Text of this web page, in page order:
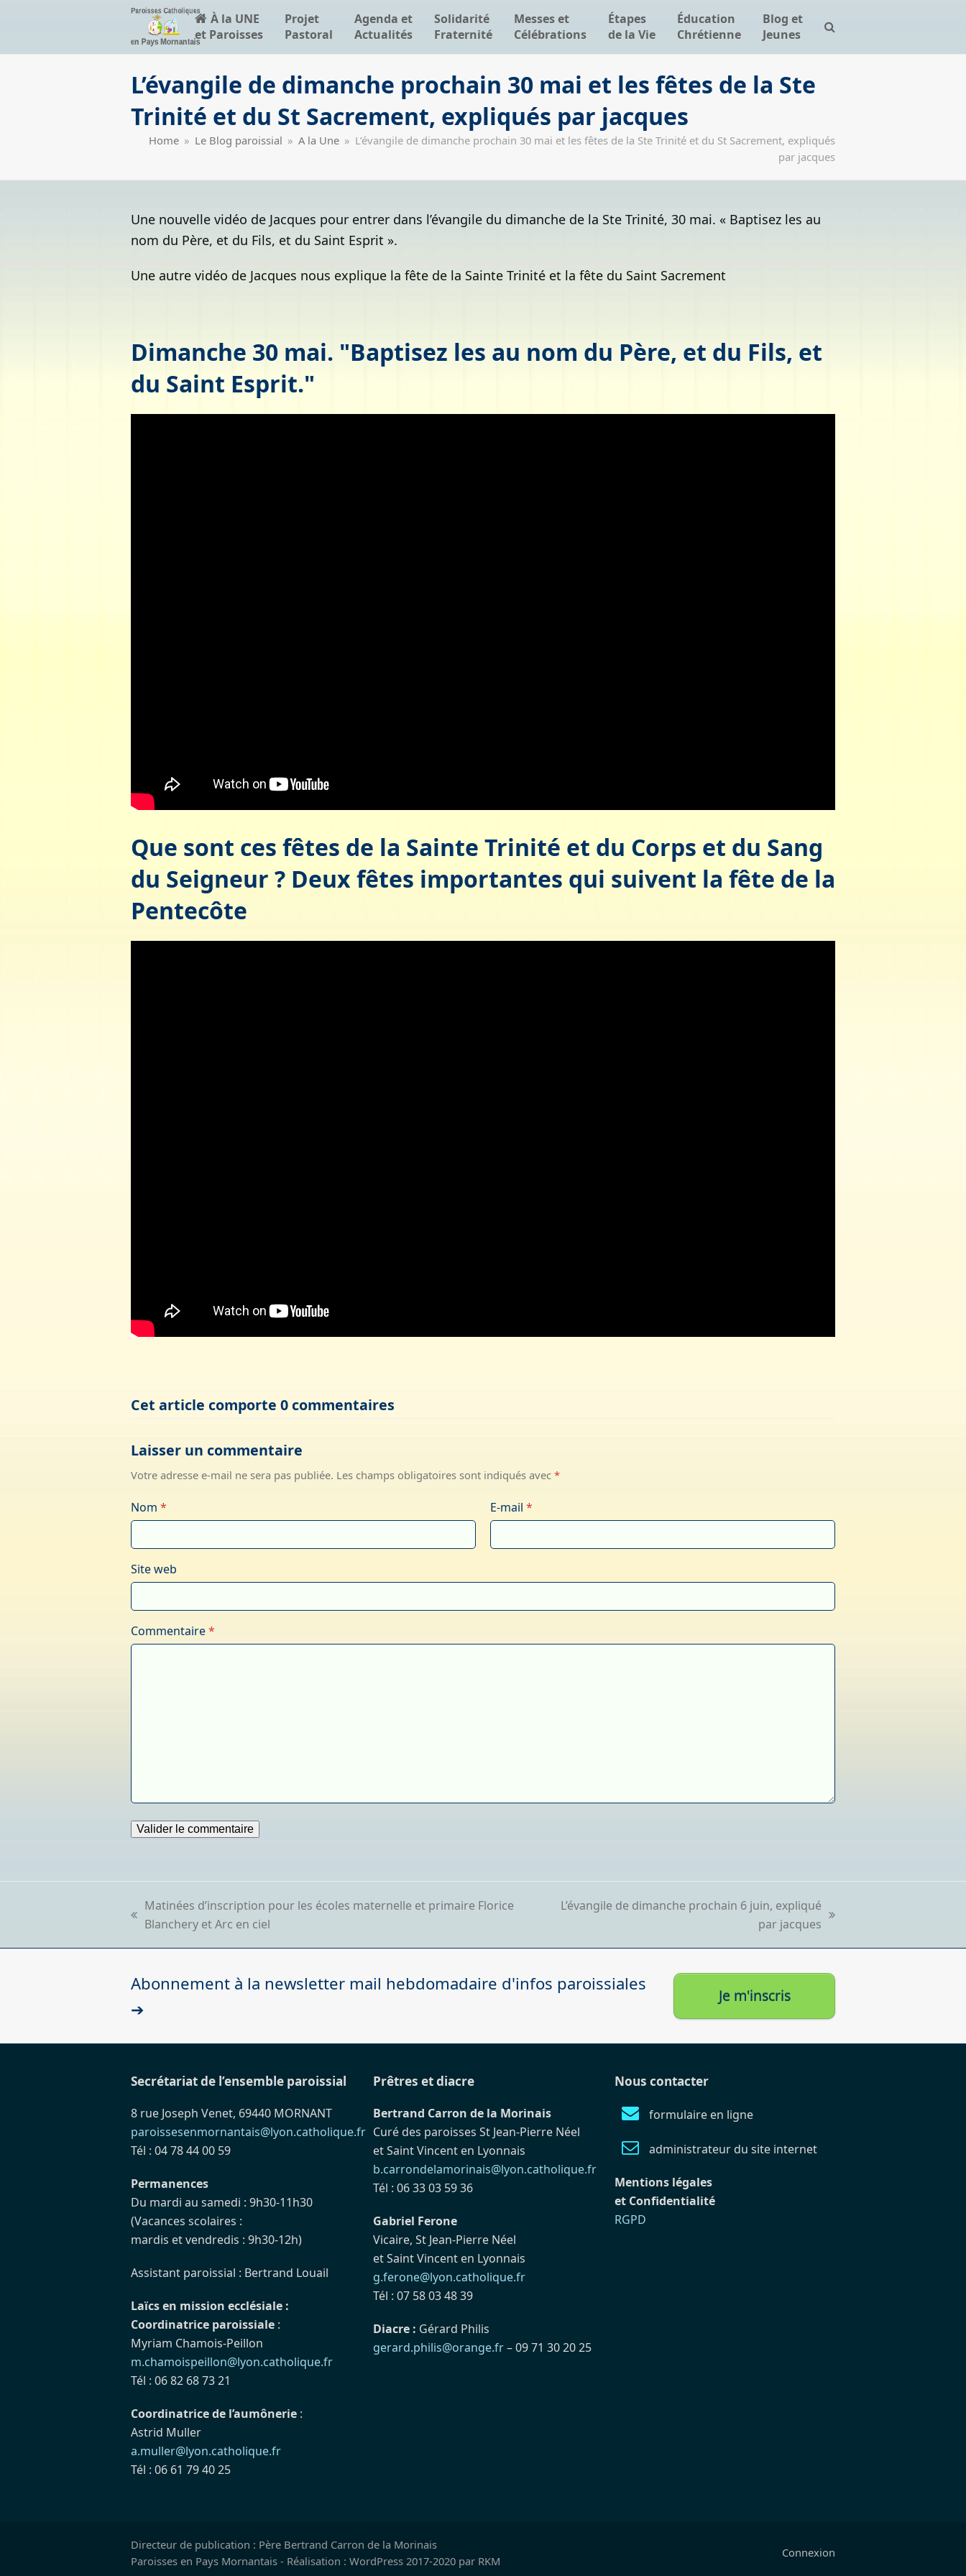
À la UNE
et Paroisses
Projet
Pastoral
Agenda et
Actualités
Solidarité
Fraternité
Messes et
Célébrations
Étapes
de la Vie
Éducation
Chrétienne
Blog et
Jeunes
L’évangile de dimanche prochain 30 mai et les fêtes de la Ste
Trinité et du St Sacrement, expliqués par jacques
Home » Le Blog paroissial » A la Une » L’évangile de dimanche prochain 30 mai et les fêtes de la Ste Trinité et du St Sacrement, expliqués
par jacques
Une nouvelle vidéo de Jacques pour entrer dans l’évangile du dimanche de la Ste Trinité, 30 mai. « Baptisez les au
nom du Père, et du Fils, et du Saint Esprit ».
Une autre vidéo de Jacques nous explique la fête de la Sainte Trinité et la fête du Saint Sacrement
Dimanche 30 mai. "Baptisez les au nom du Père, et du Fils, et
du Saint Esprit."
Que sont ces fêtes de la Sainte Trinité et du Corps et du Sang
du Seigneur ? Deux fêtes importantes qui suivent la fête de la
Pentecôte
Cet article comporte 0 commentaires
Laisser un commentaire
Votre adresse e-mail ne sera pas publiée. Les champs obligatoires sont indiqués avec *
Nom * E-mail *
Site web
Commentaire*
previous
Matinées d’inscription pour les écoles maternelle et primaire Florice
Blanchery et Arc en ciel
L’évangile de dimanche prochain 6 juin, expliqué
par jacques
Abonnement à la newsletter mail hebdomadaire d'infos paroissiales
➔
Je m'inscris
Secrétariat de l’ensemble paroissial
8 rue Joseph Venet, 69440 MORNANT
paroissesenmornantais@lyon.catholique.fr
Tél : 04 78 44 00 59
Permanences
Du mardi au samedi : 9h30-11h30
(Vacances scolaires :
mardis et vendredis : 9h30-12h)
Assistant paroissial : Bertrand Louail
Laïcs en mission ecclésiale :
Coordinatrice paroissiale :
Myriam Chamois-Peillon
m.chamoispeillon@lyon.catholique.fr
Tél : 06 82 68 73 21
Coordinatrice de l’aumônerie :
Astrid Muller
a.muller@lyon.catholique.fr
Tél : 06 61 79 40 25
Prêtres et diacre
Bertrand Carron de la Morinais
Curé des paroisses St Jean-Pierre Néel
et Saint Vincent en Lyonnais
b.carrondelamorinais@lyon.catholique.fr
Tél : 06 33 03 59 36
Gabriel Ferone
Vicaire, St Jean-Pierre Néel
et Saint Vincent en Lyonnais
g.ferone@lyon.catholique.fr
Tél : 07 58 03 48 39
Diacre : Gérard Philis
gerard.philis@orange.fr– 09 71 30 20 25
Nous contacter
formulaire en ligne
administrateur du site internet
Mentions légales
et Confidentialité
RGPD
Directeur de publication : Père Bertrand Carron de la Morinais
Paroisses en Pays Mornantais - Réalisation : WordPress 2017-2020 par RKM
Connexion